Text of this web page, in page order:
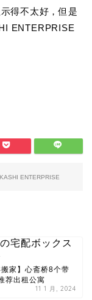
得不太好，但是
ENTERPRISE
ENTERPRISE
搬家】心斋桥8个带
荐出租公寓
11 1 月, 2024